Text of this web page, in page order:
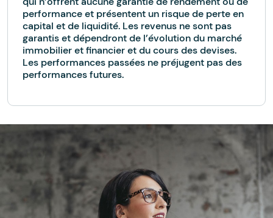
performance et présentent un risque de perte en
capital et de liquidité. Les revenus ne sont pas
garantis et dépendront de l’évolution du marché
immobilier et financier et du cours des devises.
Les performances passées ne préjugent pas des
performances futures.